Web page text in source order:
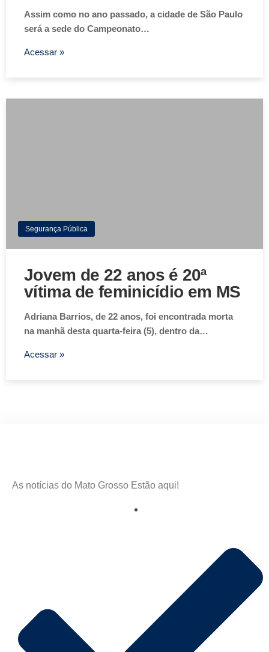
Assim como no ano passado, a cidade de São Paulo
será a sede do Campeonato…
Acessar »
Segurança Pública
Jovem de 22 anos é 20ª
vítima de feminicídio em MS
Adriana Barrios, de 22 anos, foi encontrada morta
na manhã desta quarta-feira (5), dentro da…
Acessar »
As notícias do Mato Grosso Estão aqui!